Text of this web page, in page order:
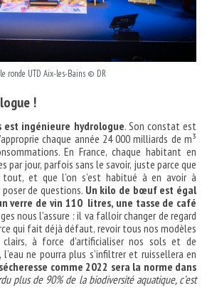
ronde UTD Aix-les-Bains © DR
!
est ingénieure hydrologue. Son constat est
chaque année 24 000 milliards de m³
En France, chaque habitant en
par jour, parfois sans le savoir, juste parce que
et que l’on s’est habitué à en avoir à
de questions. Un kilo de bœuf est égal
verre de vin 110 litres, une tasse de café
nous l’assure : il va falloir changer de regard
qui fait déjà défaut, revoir tous nos modèles
à force d’artificialiser nos sols et de
ne pourra plus s’infiltrer et ruissellera en
comme 2022 sera la norme dans
plus de 90% de la biodiversité aquatique, c’est